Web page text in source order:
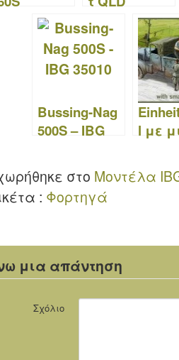
Βενζίνης
IBG 35036
Γενική
Υπηρεσία -
IBG 35015
Bussing-Nag
500S – IBG
l με
– IBG
στο Μοντέλα
: Φορτηγά
μια απάντηση
Σχόλιο